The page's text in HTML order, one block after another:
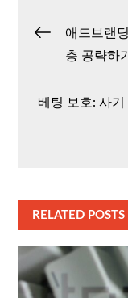
글애드브랜
층 공략하기
베팅 보호: 사
RELATED POSTS